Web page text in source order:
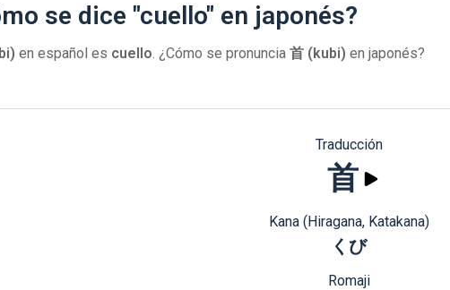
se dice "cuello" en japonés?
en español es cuello. ¿Cómo se pronuncia 首 (kubi) en japonés?
Traducción
首
Kana (Hiragana, Katakana)
くび
Romaji